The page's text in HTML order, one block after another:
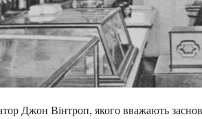
Джон Вінтроп, якого вважають